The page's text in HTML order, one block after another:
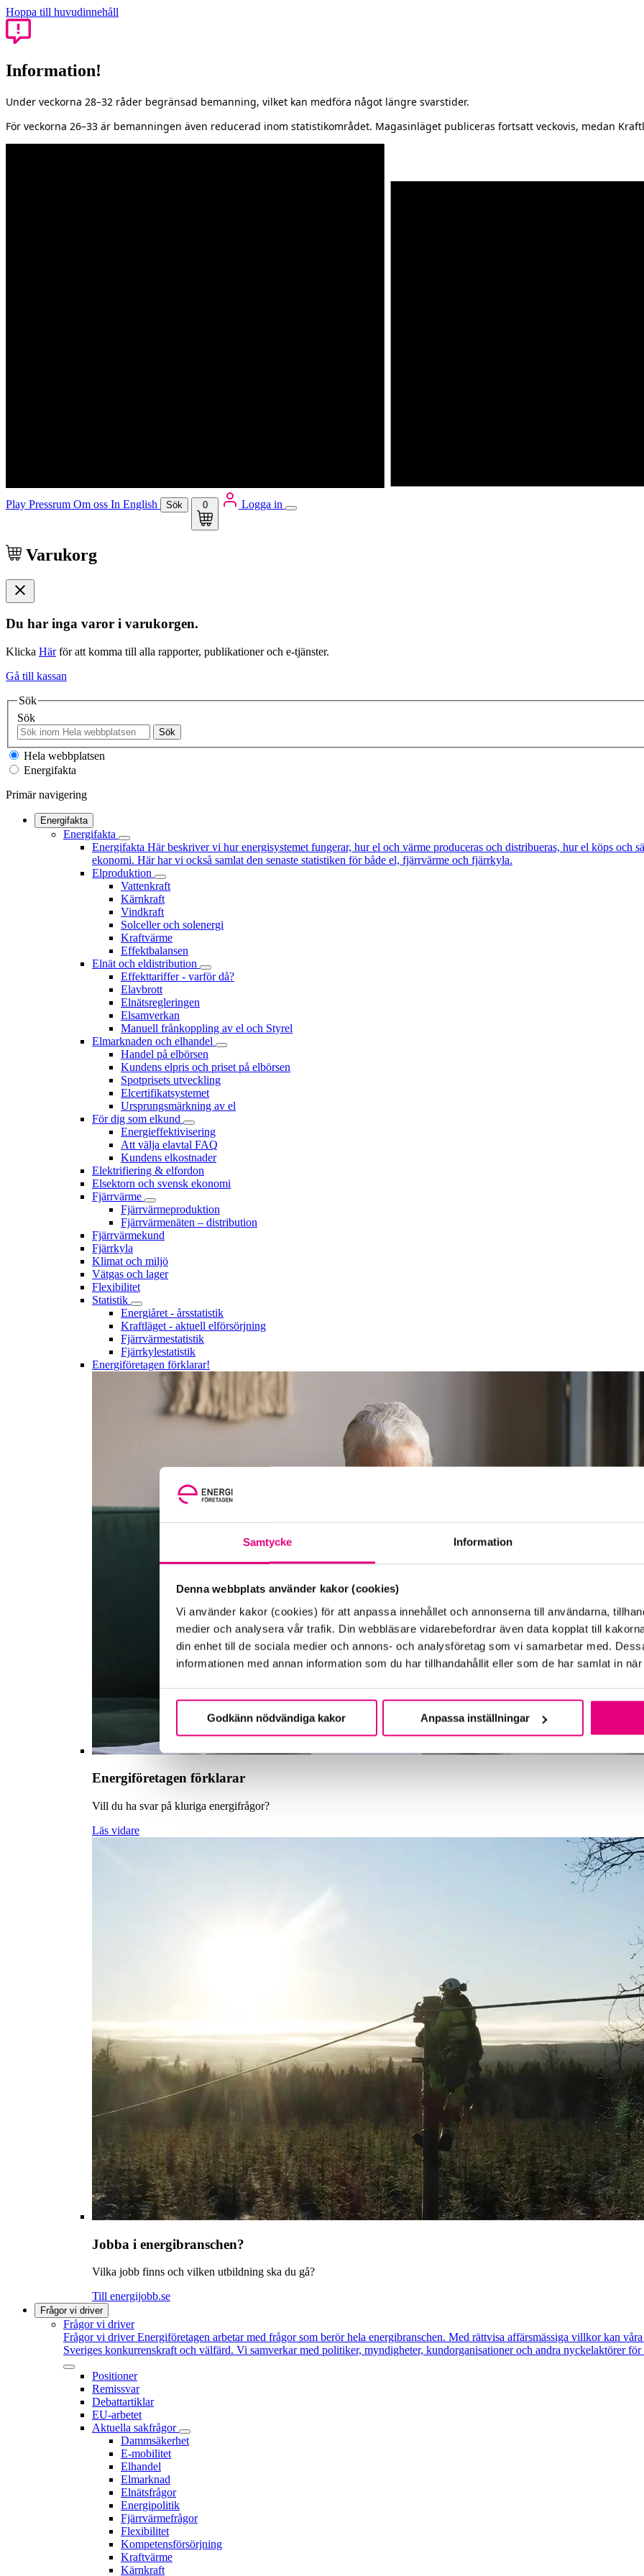
Samtycke Information
Denna webbplats använder kakor (cookies)
Vi använder kakor (cookies) för att anpassa innehållet och annonserna till användarna,
medier och analysera vår trafik. Din webbläsare vidarebefordrar även data kopplat till
din enhet till de sociala medier och annons- och analysföretag som vi samarbetar med.
informationen med annan information som du har tillhandahållit eller som de har samlat in
Godkänn nödvändiga kakor Anpassa inställningar
Hoppa till huvudinnehåll
Information!
Under veckorna 28–32 råder begränsad bemanning, vilket kan medföra något längre svarstider.
För veckorna 26–33 är bemanningen även reducerad inom statistikområdet. Magasinläget publiceras fortsatt veckovis, medan
Play Pressrum Om oss In English Sök 0 Logga in
Varukorg
Du har inga varor i varukorgen.
Klicka Härför att komma till alla rapporter, publikationer och e-tjänster.
Gå till kassan
Sök
Sök
Sök
Hela webbplatsen
Energifakta
Primär navigering
Energifakta
Energifakta
Energifakta Här beskriver vi hur energisystemet fungerar, hur el och värme produceras och distribueras, hur el köps och
ekonomi. Här har vi också samlat den senaste statistiken för både el, fjärrvärme och fjärrkyla.
Elproduktion
Vattenkraft
Kärnkraft
Vindkraft
Solceller och solenergi
Kraftvärme
Effektbalansen
Elnät och eldistribution
Effekttariffer - varför då?
Elavbrott
Elnätsregleringen
Elsamverkan
Manuell frånkoppling av el och Styrel
Elmarknaden och elhandel
Handel på elbörsen
Kundens elpris och priset på elbörsen
Spotprisets utveckling
Elcertifikatsystemet
Ursprungsmärkning av el
För dig som elkund
Energieffektivisering
Att välja elavtal FAQ
Kundens elkostnader
Elektrifiering & elfordon
Elsektorn och svensk ekonomi
Fjärrvärme
Fjärrvärmeproduktion
Fjärrvärmenäten – distribution
Fjärrvärmekund
Fjärrkyla
Klimat och miljö
Vätgas och lager
Flexibilitet
Statistik
Energiåret - årsstatistik
Kraftläget - aktuell elförsörjning
Fjärrvärmestatistik
Fjärrkylestatistik
Energiföretagen förklarar!
Energiföretagen förklarar
Vill du ha svar på kluriga energifrågor?
Läs vidare
Jobba i energibranschen?
Vilka jobb finns och vilken utbildning ska du gå?
Till energijobb.se
Frågor vi driver
Frågor vi driver
Frågor vi driver Energiföretagen arbetar med frågor som berör hela energibranschen. Med rättvisa affärsmässiga villkor kan
Sveriges konkurrenskraft och välfärd. Vi samverkar med politiker, myndigheter, kundorganisationer och andra nyckelaktörer
Positioner
Remissvar
Debattartiklar
EU-arbetet
Aktuella sakfrågor
Dammsäkerhet
E-mobilitet
Elhandel
Elmarknad
Elnätsfrågor
Energipolitik
Fjärrvärmefrågor
Flexibilitet
Kompetensförsörjning
Kraftvärme
Kärnkraft